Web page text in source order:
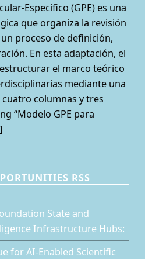
Específico (GPE) es una
que organiza la revisión
proceso de definición,
En esta adaptación, el
el marco teórico
mediante una
columnas y tres
“Modelo GPE para
RSS
State and
Infrastructure Hubs:
for AI-Enabled Scientific